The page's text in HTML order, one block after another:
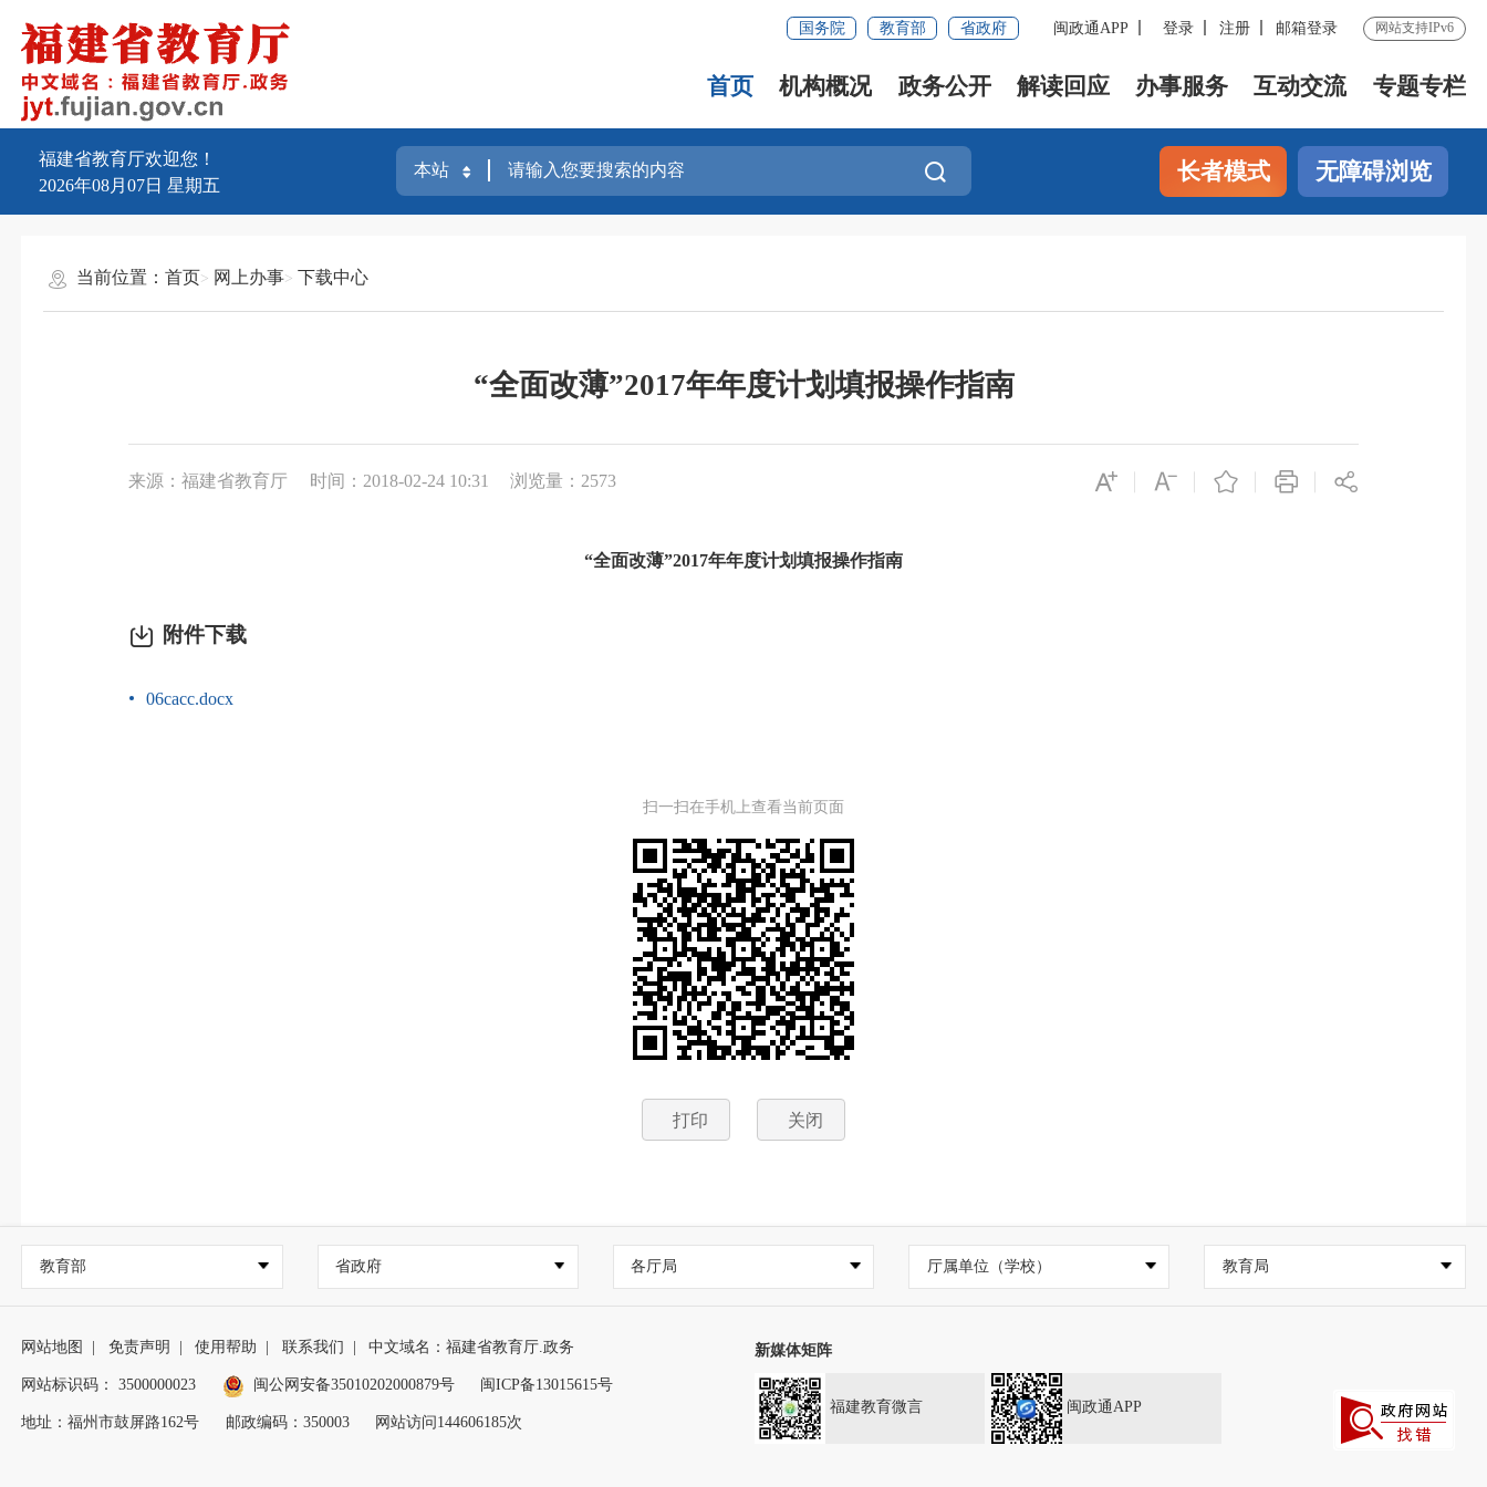
国务院 教育部 省政府 闽政通APP 登录 注册 邮箱登录 网站支持IPv6
首页 机构概况 政务公开 解读回应 办事服务 互动交流 专题专栏
福建省教育厅欢迎您！
2026年08月07日 星期五
长者模式 无障碍浏览
当前位置：首页 网上办事 下载中心
“全面改薄”2017年年度计划填报操作指南
来源：福建省教育厅 时间：2018-02-24 10:31 浏览量：2573
“全面改薄”2017年年度计划填报操作指南
附件下载
06cacc.docx
扫一扫在手机上查看当前页面
打印 关闭
教育部 省政府 各厅局 厅属单位（学校） 教育局
网站地图 | 免责声明 | 使用帮助 | 联系我们 | 中文域名：福建省教育厅.政务
网站标识码： 3500000023 闽公网安备35010202000879号 闽ICP备13015615号
地址：福州市鼓屏路162号 邮政编码：350003 网站访问144606185次
新媒体矩阵
福建教育微言 闽政通APP